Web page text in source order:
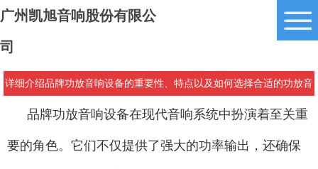
广州凯旭音响股份有限公
司
详细介绍品牌功放音响设备的重要性、特点以及如何选择合适的功放音
响设备
品牌功放音响设备在现代音响系统中扮演着至关重
要的角色。它们不仅提供了强大的功率输出，还确保